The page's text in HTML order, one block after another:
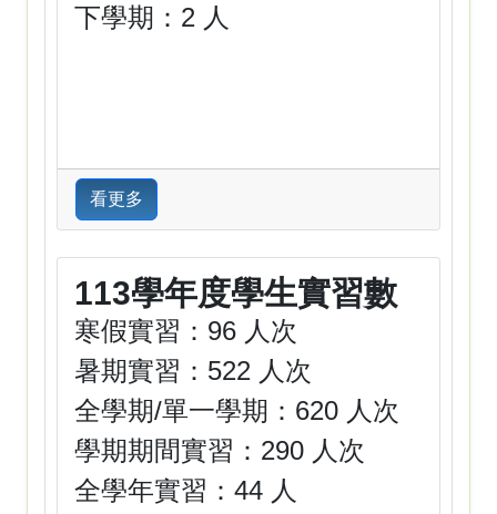
下學期：2 人
看更多
113學年度學生實習數
寒假實習：96 人次
暑期實習：522 人次
全學期/單一學期：620 人次
學期期間實習：290 人次
全學年實習：44 人